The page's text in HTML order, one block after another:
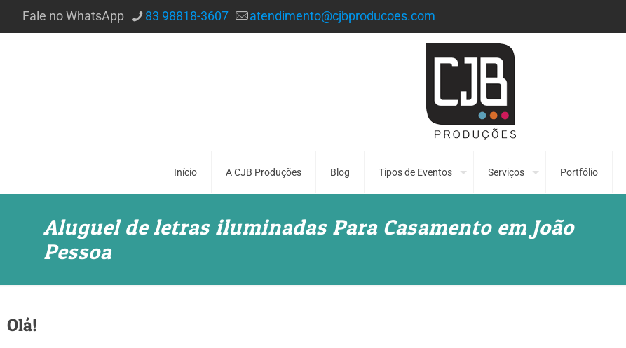
Fale no WhatsApp 83 98818-3607 atendimento@cjbproducoes.com
Início A CJB Produções Blog Tipos de Eventos Serviços Portfólio
Aluguel de letras iluminadas Para Casamento em João
Pessoa
Olá!